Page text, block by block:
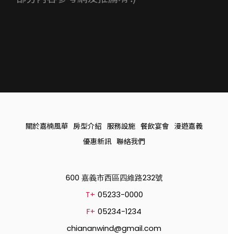
關於嘉楠風華 房型介紹 服務設施 餐飲宴會 漫遊嘉義
優惠新訊 聯絡我們
600 嘉義市西區四維路232號
T+ 05233-0000
F+ 05234-1234
chiananwind@gmail.com